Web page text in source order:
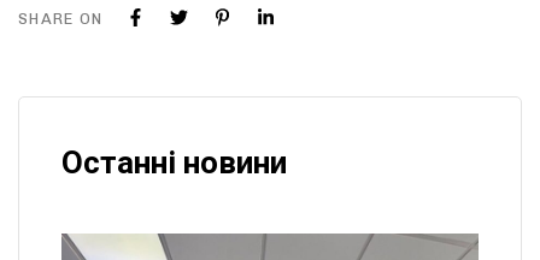
SHARE ON
Останні новини